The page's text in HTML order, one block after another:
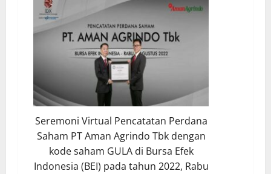
Seremoni Virtual Pencatatan Perdana
Saham PT Aman Agrindo Tbk dengan
kode saham GULA di Bursa Efek
Indonesia (BEI) pada tahun 2022, Rabu